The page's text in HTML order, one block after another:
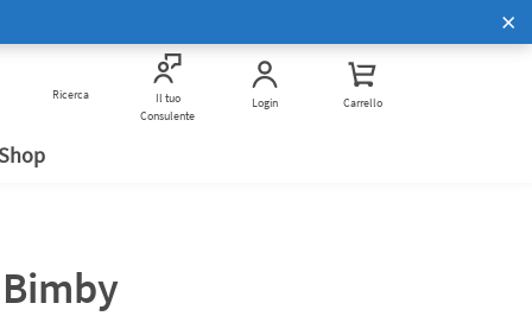
Ricerca
Il tuo
Consulente
Login Carrello
Corsi di Cucina Bimby
Vivi Bimby insieme a noi
Scopri di più
Verifica anti frode